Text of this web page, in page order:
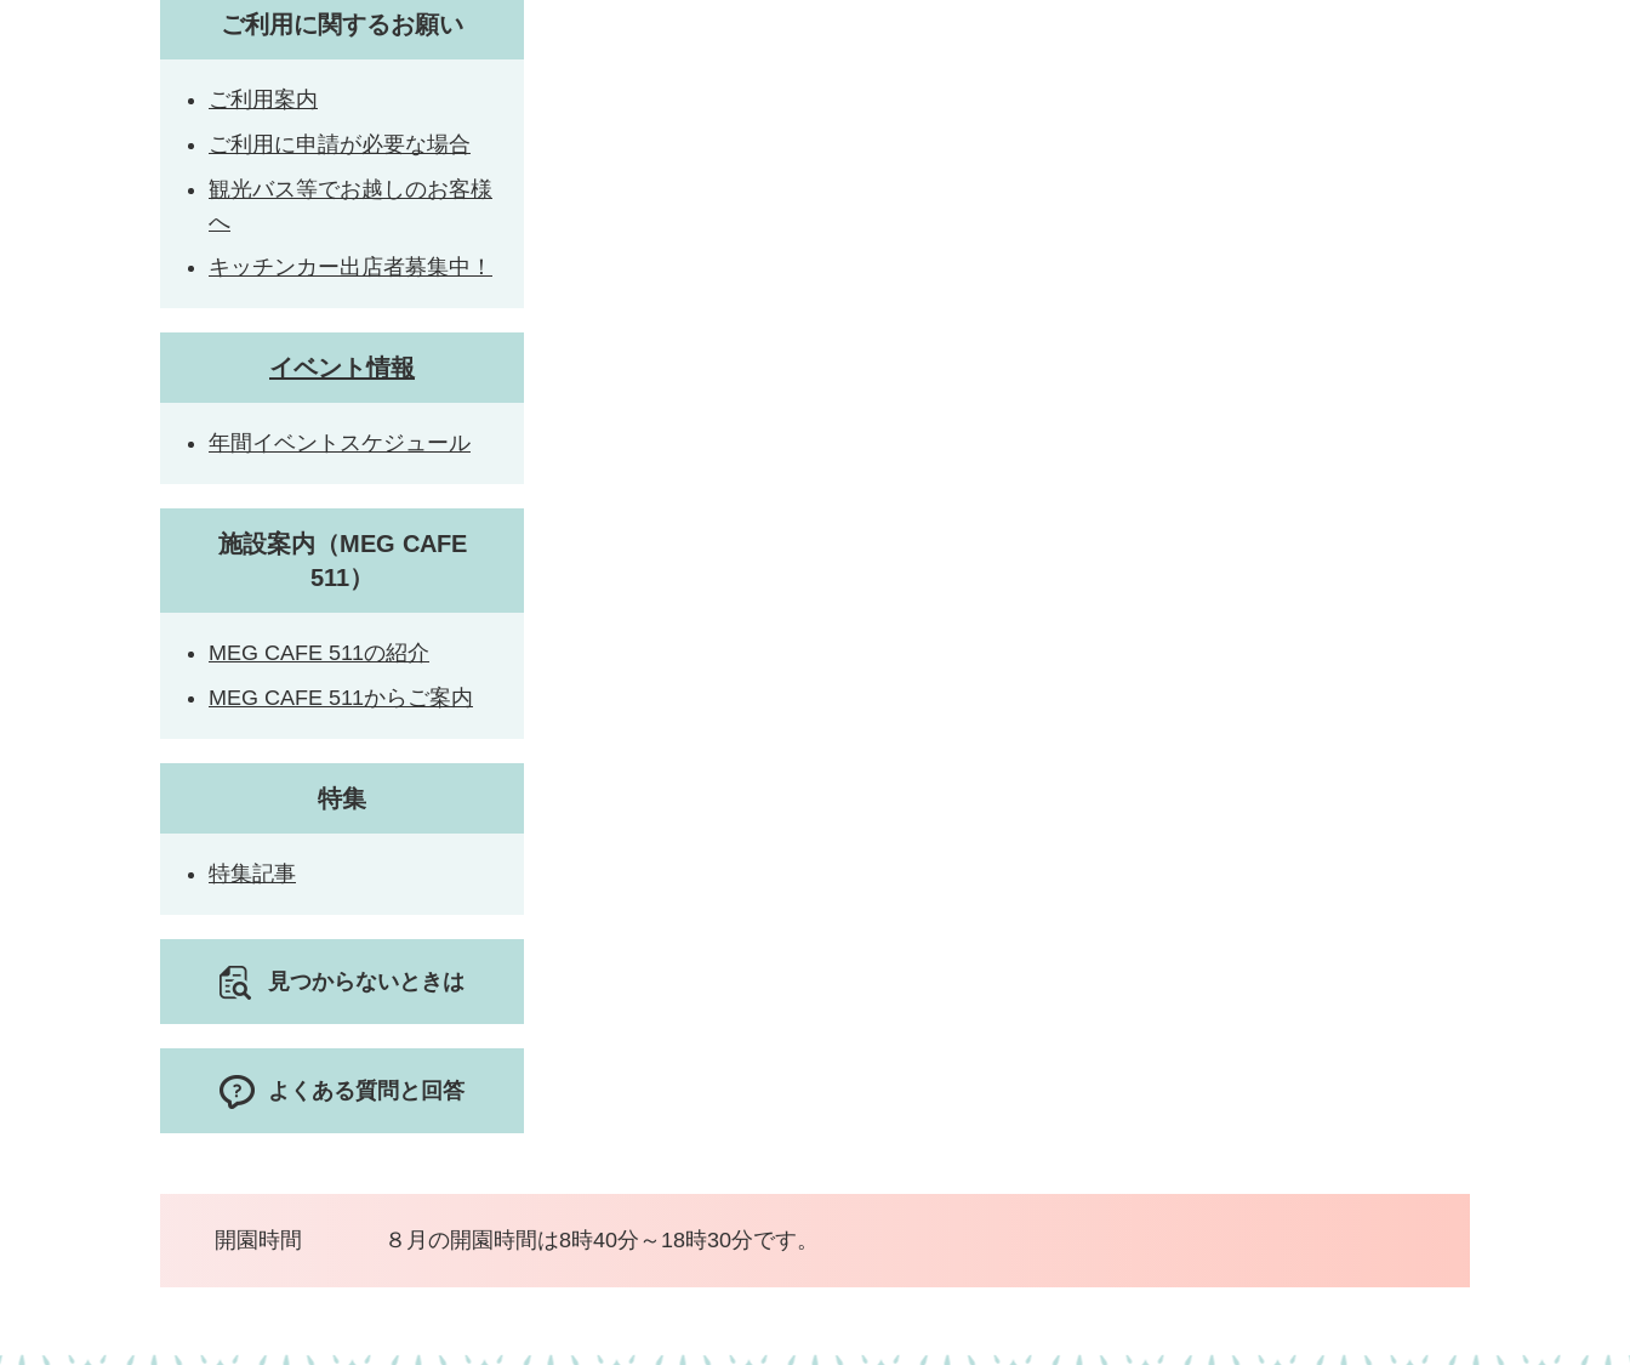
ご利用に関するお願い
ご利用案内
ご利用に申請が必要な場合
観光バス等でお越しのお客様
へ
キッチンカー出店者募集中！
イベント情報
年間イベントスケジュール
施設案内（MEG CAFE
511）
MEG CAFE 511の紹介
MEG CAFE 511からご案内
特集
特集記事
見つからないときは
よくある質問と回答
開園時間 ８月の開園時間は8時40分～18時30分です。